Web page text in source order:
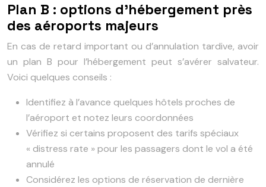
Plan B : options d’hébergement près
des aéroports majeurs
En cas de retard important ou d’annulation tardive, avoir
un plan B pour l’hébergement peut s’avérer salvateur.
Voici quelques conseils :
Identifiez à l’avance quelques hôtels proches de
l’aéroport et notez leurs coordonnées
Vérifiez si certains proposent des tarifs spéciaux
« distress rate » pour les passagers dont le vol a été
annulé
Considérez les options de réservation de dernière